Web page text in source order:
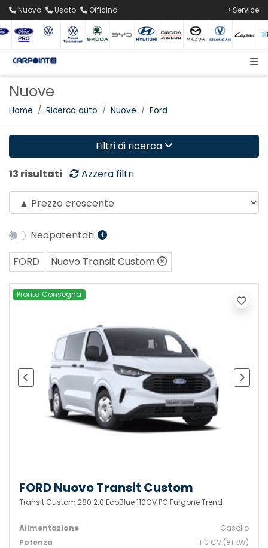
Nuovo Usato Officina > Service
Nuove
Home Ricerca auto Nuove Ford
Filtri di ricerca
13 risultati Azzera filtri
Neopatentati
FORD
Nuovo Transit Custom
Pronta Consegna
FORD Nuovo Transit Custom
Transit Custom 280 2.0 EcoBlue 110CV PC Furgone Trend
Alimentazione
Gasolio
Potenza
110 CV (81 kW)